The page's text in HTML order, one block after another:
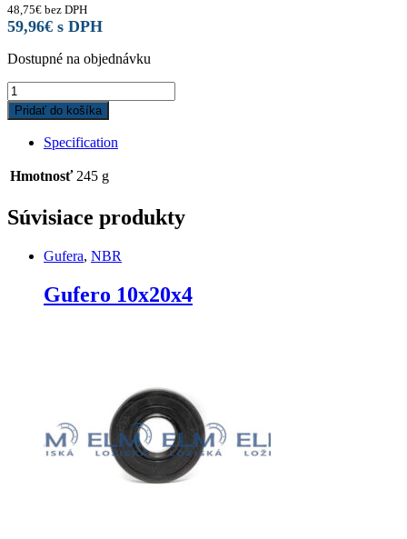
48,75€ bez DPH
59,96€ s DPH
Dostupné na objednávku
Gufero
136,8x165x13
NBR
RWDR-
S3
Pridať do košíka
Specification
Hmotnosť 245 g
Súvisiace produkty
Gufera, NBR
Gufero 10x20x4